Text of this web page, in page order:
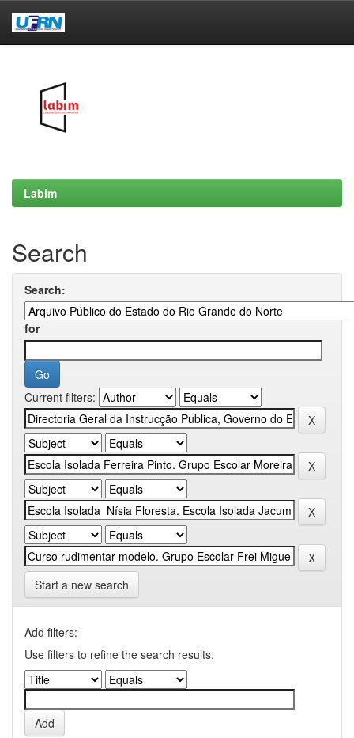
Labim
Search
Search:
for
Current filters:
Start a new search
Add filters:
Use filters to refine the search results.